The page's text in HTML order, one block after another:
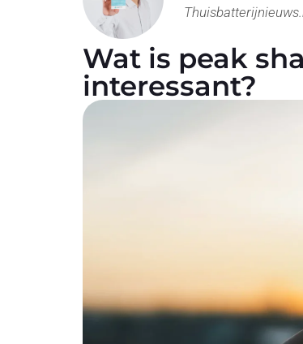
Wat is peak
interessant?